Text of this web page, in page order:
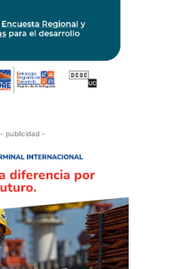
- publicidad -